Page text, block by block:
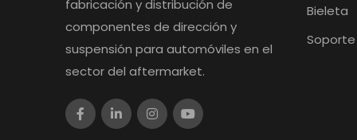
fabricación y distribución de
componentes de dirección y
suspensión para automóviles en el
sector del aftermarket.
Bieleta